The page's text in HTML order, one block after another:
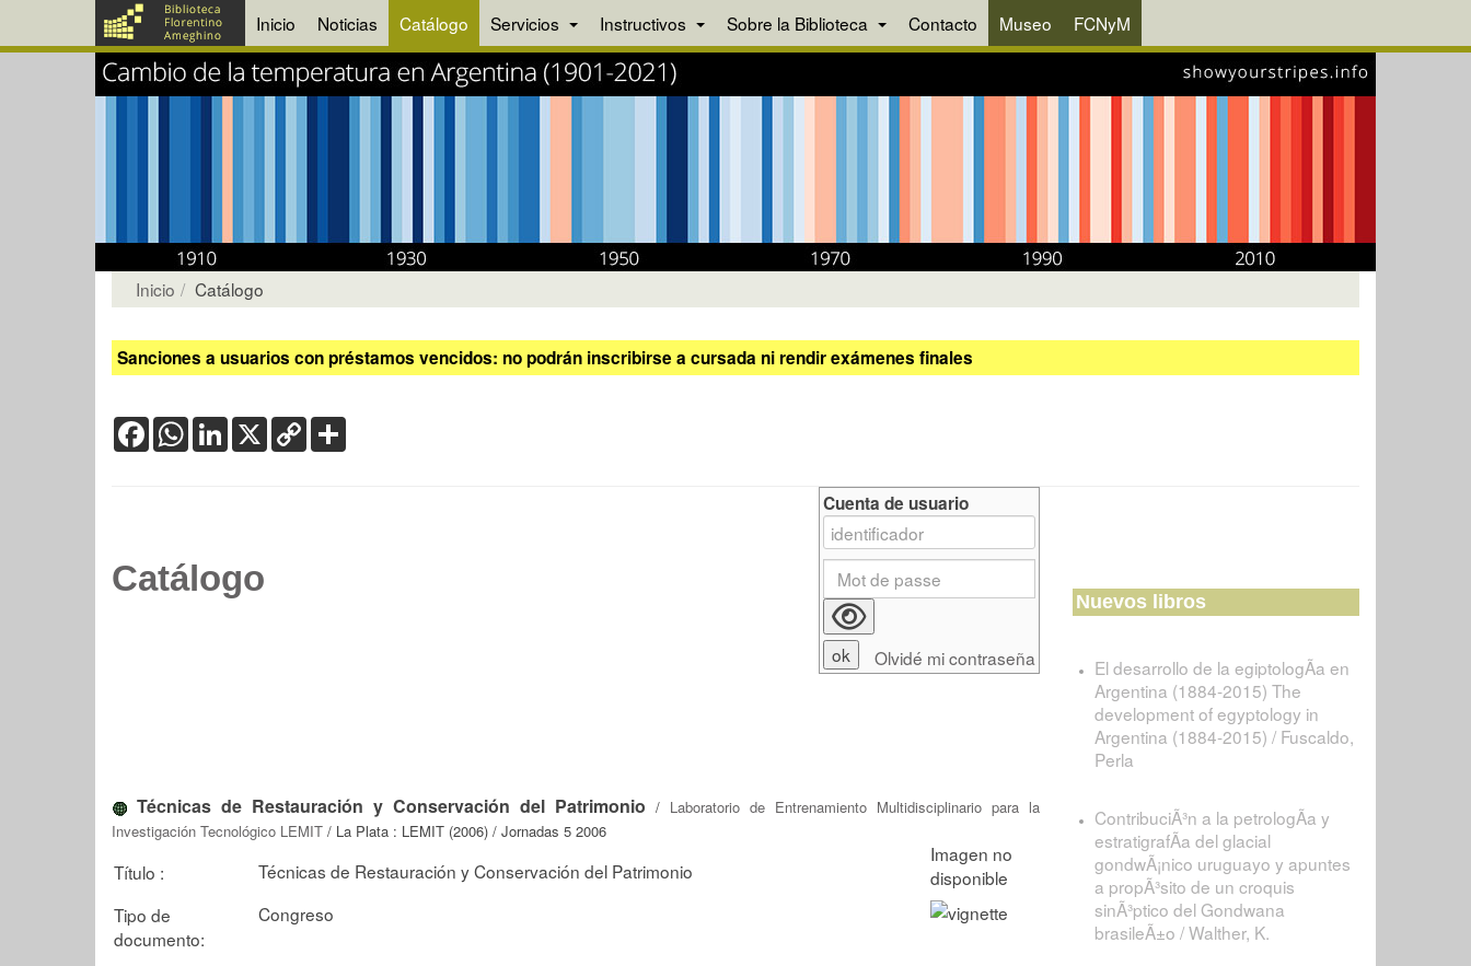
Inicio Noticias Catálogo Servicios Instructivos Sobre la Biblioteca Contacto Museo FCNyM
Inicio Catálogo
Sanciones a usuarios con préstamos vencidos: no podrán inscribirse a cursada ni rendir exámenes finales
FacebookWhatsApp
LinkedIn
X Copy
Link
Catálogo
Técnicas de Restauración y Conservación del Patrimonio / Laboratorio de Entrenamiento Multidisciplinario para la
Investigación Tecnológico LEMIT / La Plata : LEMIT (2006) / Jornadas 5 2006
Título :
Técnicas de Restauración y Conservación del Patrimonio
Tipo de
documento:
Congreso
Cuenta de usuario
Olvidé mi contraseña
Nuevos libros
El desarrollo de la egiptologÃ­a en
Argentina (1884-2015) The
development of egyptology in
Argentina (1884-2015) / Fuscaldo,
Perla
ContribuciÃ³n a la petrologÃ­a y
estratigrafÃ­a del glacial
gondwÃ¡nico uruguayo y apuntes
a propÃ³sito de un croquis
sinÃ³ptico del Gondwana
brasileÃ±o / Walther, K.